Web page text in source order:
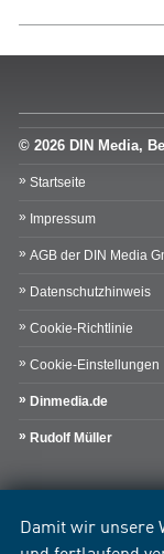
Damit wir unsere
© 2026 DIN Media,
Startseite
Impressum
AGB der DIN Media
Datenschutzhinweis
Cookie-Richtlinie
Cookie-Einstellungen
Dinmedia.de
Rudolf Müller